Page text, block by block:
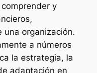
y
una organización.
a números
la estrategia, la
adaptación en